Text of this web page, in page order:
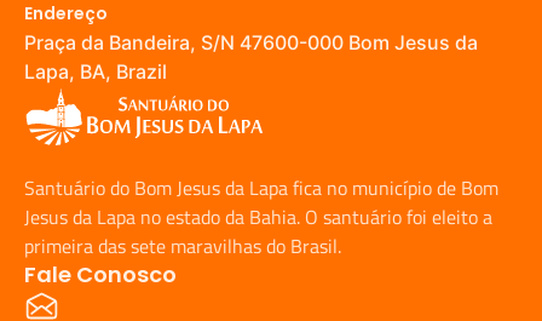
Endereço
Praça da Bandeira, S/N 47600-000 Bom Jesus da
Lapa, BA, Brazil
Santuário do Bom Jesus da Lapa fica no município de Bom
Jesus da Lapa no estado da Bahia. O santuário foi eleito a
primeira das sete maravilhas do Brasil.
Fale Conosco